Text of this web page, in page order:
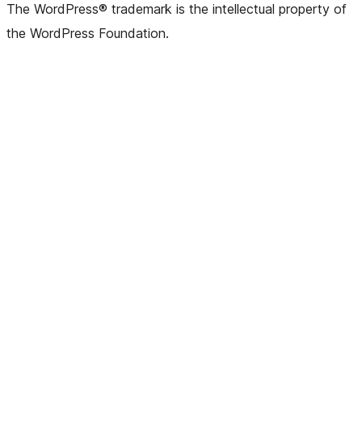
The WordPress® trademark is the intellectual property of
the WordPress Foundation.